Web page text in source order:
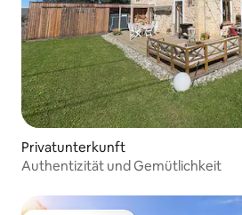
Privatunterkunft
Authentizität und Gemütlichkeit